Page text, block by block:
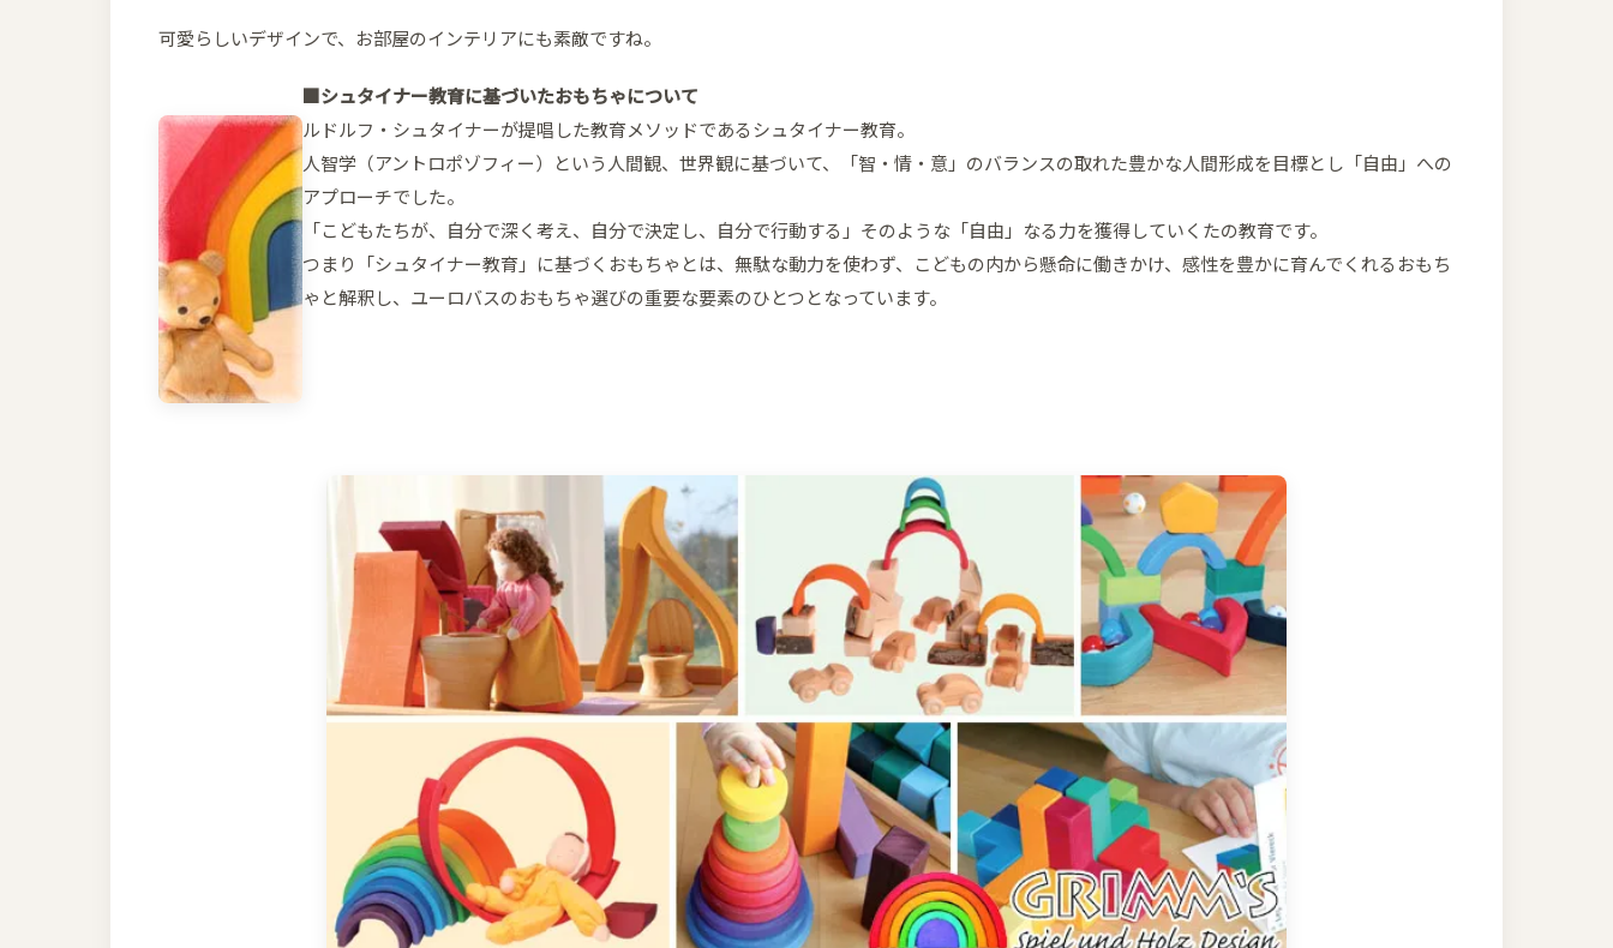
可愛らしいデザインで、お部屋のインテリアにも素敵ですね。
■シュタイナー教育に基づいたおもちゃについて
ルドルフ・シュタイナーが提唱した教育メソッドであるシュタイナー教育。
人智学（アントロポゾフィー）という人間観、世界観に基づいて、「智・情・意」のバランスの取れた豊かな人間形成を目標とし「自由」への
アプローチでした。
「こどもたちが、自分で深く考え、自分で決定し、自分で行動する」そのような「自由」なる力を獲得していくたの教育です。
つまり「シュタイナー教育」に基づくおもちゃとは、無駄な動力を使わず、こどもの内から懸命に働きかけ、感性を豊かに育んでくれるおもち
ゃと解釈し、ユーロバスのおもちゃ選びの重要な要素のひとつとなっています。